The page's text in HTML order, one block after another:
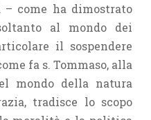
come ha dimostrato
al mondo dei
il sospendere
fa s. Tommaso, alla
mondo della natura
tradisce lo scopo